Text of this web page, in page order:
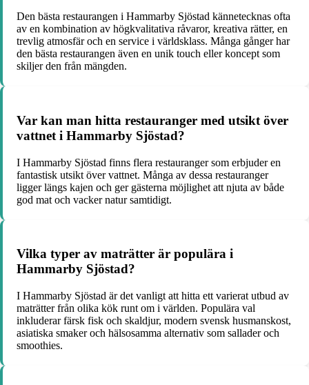
Den bästa restaurangen i Hammarby Sjöstad kännetecknas ofta
av en kombination av högkvalitativa råvaror, kreativa rätter, en
trevlig atmosfär och en service i världsklass. Många gånger har
den bästa restaurangen även en unik touch eller koncept som
skiljer den från mängden.
Var kan man hitta restauranger med utsikt över
vattnet i Hammarby Sjöstad?
I Hammarby Sjöstad finns flera restauranger som erbjuder en
fantastisk utsikt över vattnet. Många av dessa restauranger
ligger längs kajen och ger gästerna möjlighet att njuta av både
god mat och vacker natur samtidigt.
Vilka typer av maträtter är populära i
Hammarby Sjöstad?
I Hammarby Sjöstad är det vanligt att hitta ett varierat utbud av
maträtter från olika kök runt om i världen. Populära val
inkluderar färsk fisk och skaldjur, modern svensk husmanskost,
asiatiska smaker och hälsosamma alternativ som sallader och
smoothies.